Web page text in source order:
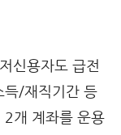
신용자도 급전
득/재직기간 등
2개 계좌를 운용